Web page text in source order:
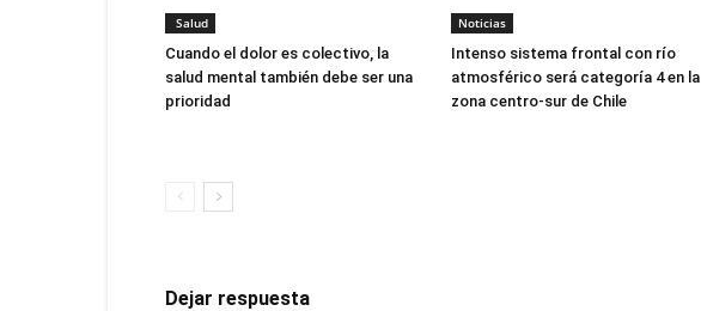
Salud
Cuando el dolor es colectivo, la
salud mental también debe ser una
prioridad
Noticias
Intenso sistema frontal con río
atmosférico será categoría 4 en la
zona centro-sur de Chile
Dejar respuesta